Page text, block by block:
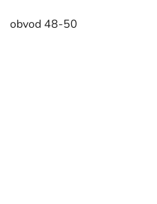
obvod 48-50